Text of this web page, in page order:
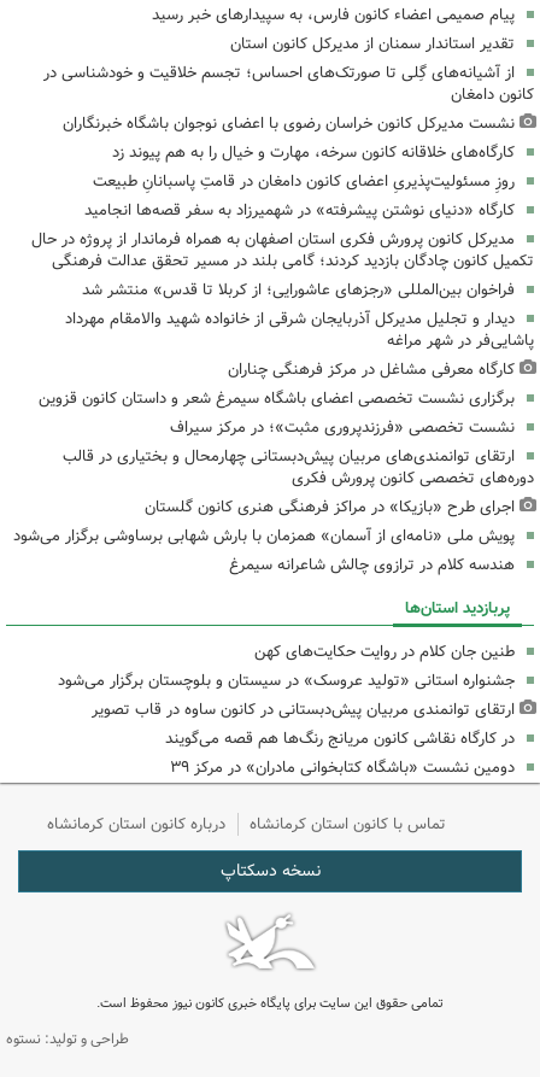
پیام صمیمی اعضاء کانون فارس، به سپیدارهای خبر رسید
تقدیر استاندار سمنان از مدیرکل کانون استان
از آشیانه‌های گِلی تا صورتک‌های احساس؛ تجسم خلاقیت و خودشناسی در
کانون دامغان
نشست مدیرکل کانون خراسان رضوی با اعضای نوجوان باشگاه خبرنگاران
کارگاه‌های خلاقانه کانون سرخه، مهارت و خیال را به هم پیوند زد
روزِ مسئولیت‌پذیریِ اعضای کانون دامغان در قامتِ پاسبانانِ طبیعت
کارگاه «دنیای نوشتن پیشرفته» در شهمیرزاد به سفر قصه‌ها انجامید
مدیرکل کانون پرورش فکری استان اصفهان به همراه فرماندار از پروژه در حال
تکمیل کانون چادگان بازدید کردند؛ گامی بلند در مسیر تحقق عدالت فرهنگی
فراخوان بین‌المللی «رجزهای عاشورایی؛ از کربلا تا قدس» منتشر شد
دیدار و تجلیل مدیرکل آذربایجان شرقی از خانواده شهید والامقام مهرداد
پاشایی‌فر در شهر مراغه
کارگاه معرفی مشاغل در مرکز فرهنگی چناران
برگزاری نشست تخصصی اعضای باشگاه سیمرغ شعر و داستان کانون قزوین
نشست تخصصی «فرزندپروری مثبت»؛ در مرکز سیراف
ارتقای توانمندی‌های مربیان پیش‌دبستانی چهارمحال و بختیاری در قالب
دوره‌های تخصصی کانون پرورش فکری
اجرای طرح «بازیکا» در مراکز فرهنگی هنری کانون گلستان
پویش ملی «نامه‌ای از آسمان» همزمان با بارش شهابی برساوشی برگزار می‌شود
هندسه کلام در ترازوی چالش شاعرانه سیمرغ
پربازدید استان‌ها
طنین جان کلام در روایت حکایت‌های کهن
جشنواره استانی «تولید عروسک» در سیستان و بلوچستان برگزار می‌شود
ارتقای توانمندی مربیان پیش‌دبستانی در کانون ساوه در قاب تصویر
در کارگاه نقاشی کانون مریانج رنگ‌ها هم قصه می‌گویند
دومین نشست «باشگاه کتابخوانی مادران» در مرکز ۳۹
تماس با کانون استان کرمانشاه درباره کانون استان کرمانشاه
نسخه دسکتاپ
تمامی حقوق این سایت برای پایگاه خبری کانون نیوز محفوظ است.
طراحی و تولید: نستوه